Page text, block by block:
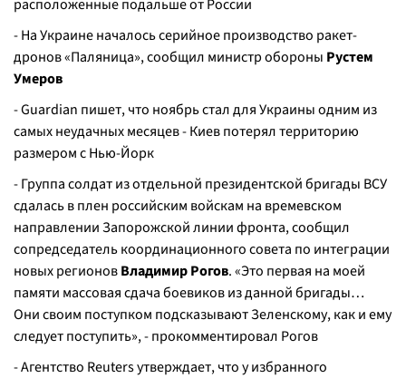
расположенные подальше от России
- На Украине началось серийное производство ракет-
дронов «Паляница», сообщил министр обороны Рустем
Умеров
- Guardian пишет, что ноябрь стал для Украины одним из
самых неудачных месяцев - Киев потерял территорию
размером с Нью-Йорк
- Группа солдат из отдельной президентской бригады ВСУ
сдалась в плен российским войскам на времевском
направлении Запорожской линии фронта, сообщил
сопредседатель координационного совета по интеграции
новых регионовВладимир Рогов. «Это первая на моей
памяти массовая сдача боевиков из данной бригады…
Они своим поступком подсказывают Зеленскому, как и ему
следует поступить», - прокомментировал Рогов
- Агентство Reuters утверждает, что у избранного